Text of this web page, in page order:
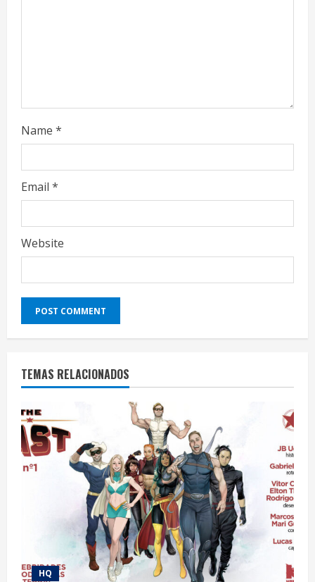
g
Name *
Email *
Website
TEMAS RELACIONADOS
HQ